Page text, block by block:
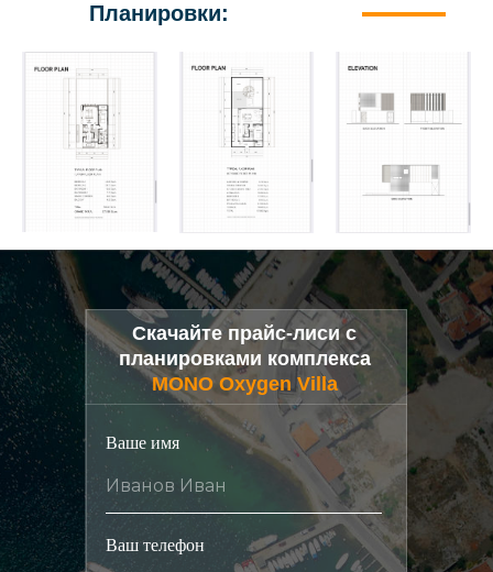
Планировки:
Ваше имя
Иванов Иван
Ваш телефон
Скачайте прайс-лиси с
планировками комплекса
MONO Oxygen Villa